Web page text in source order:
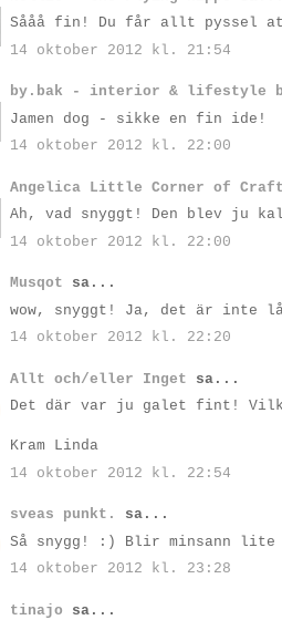
Sååå fin! Du får allt pyssel
14 oktober 2012 kl. 21:54
by.bak - interior & lifestyle
Jamen dog - sikke en fin ide!
14 oktober 2012 kl. 22:00
Angelica Little Corner of
Ah, vad snyggt! Den blev ju
14 oktober 2012 kl. 22:00
Musqot sa...
wow, snyggt! Ja, det är
14 oktober 2012 kl. 22:20
Allt och/eller Inget sa...
Det där var ju galet fint!
Kram Linda
14 oktober 2012 kl. 22:54
sveas punkt.
sa...
Så snygg! :) Blir minsann lite
14 oktober 2012 kl. 23:28
tinajo sa...